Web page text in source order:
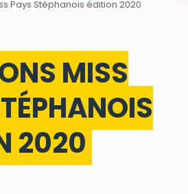
Pays Stéphanois édition 2020
MISS
2020